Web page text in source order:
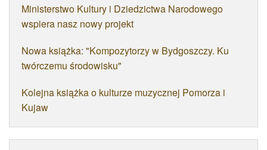
Ministerstwo Kultury i Dziedzictwa Narodowego
wspiera nasz nowy projekt
Nowa książka: "Kompozytorzy w Bydgoszczy. Ku
twórczemu środowisku"
Kolejna książka o kulturze muzycznej Pomorza i
Kujaw